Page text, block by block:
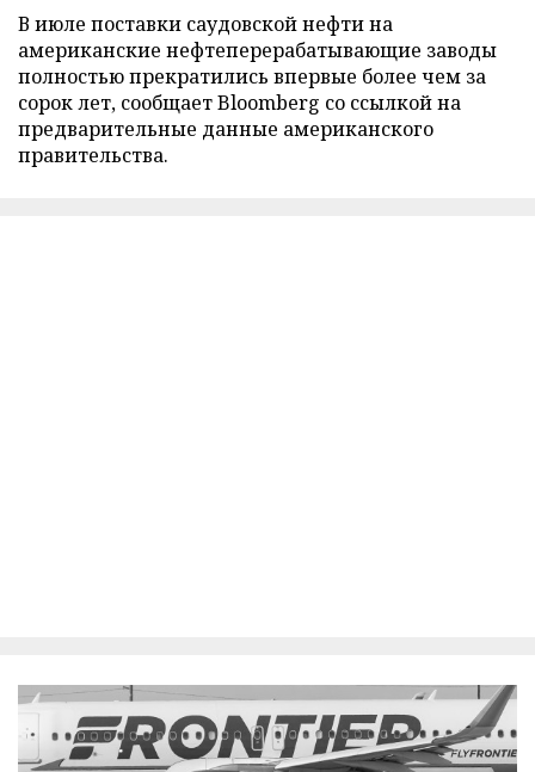
В июле поставки саудовской нефти на
американские нефтеперерабатывающие заводы
полностью прекратились впервые более чем за
сорок лет, сообщает Bloomberg со ссылкой на
предварительные данные американского
правительства.